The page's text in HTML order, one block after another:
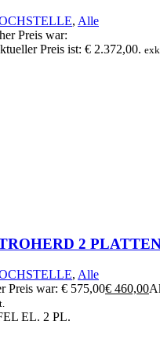
, Alle
Preis war:
Preis ist: € 2.372,00.
2
, Alle
Preis war: € 575,00€ 460,00
EL. 2 PL.